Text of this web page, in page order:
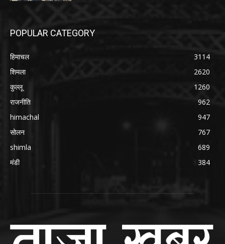
POPULAR CATEGORY
हिमाचल
3114
शिमला
2620
कुल्लू
1260
राजनीति
962
himachal
947
सोलन
767
shimla
689
मंडी
384